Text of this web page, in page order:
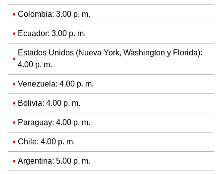
Colombia: 3.00 p. m.
Ecuador: 3.00 p. m.
Estados Unidos (Nueva York, Washington y Florida):
4.00 p. m.
Venezuela: 4.00 p. m.
Bolivia: 4.00 p. m.
Paraguay: 4.00 p. m.
Chile: 4.00 p. m.
Argentina: 5.00 p. m.